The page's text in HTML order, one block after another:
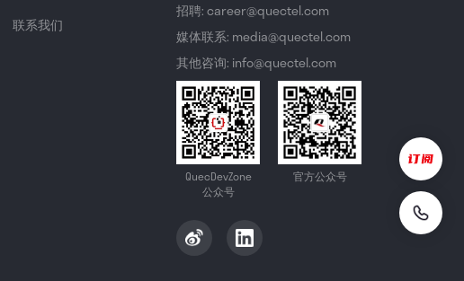
联系我们
招聘: career@quectel.com
媒体联系: media@quectel.com
其他咨询: info@quectel.com
QuecDevZone
公众号
官方公众号